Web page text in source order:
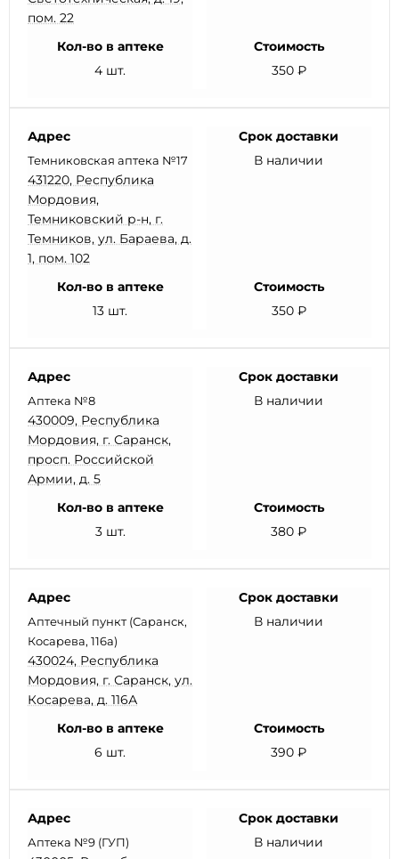
пом. 22
Кол-во в аптеке
4 шт.
Стоимость
350 ₽
Адрес
Темниковская аптека №17
431220, Республика
Мордовия,
Темниковский р-н, г.
Темников, ул. Бараева, д.
1, пом. 102
Срок доставки
В наличии
Кол-во в аптеке
13 шт.
Стоимость
350 ₽
Адрес
Аптека №8
430009, Республика
Мордовия, г. Саранск,
просп. Российской
Армии, д. 5
Срок доставки
В наличии
Кол-во в аптеке
3 шт.
Стоимость
380 ₽
Адрес
Аптечный пункт (Саранск,
Косарева, 116а)
430024, Республика
Мордовия, г. Саранск, ул.
Косарева, д. 116А
Срок доставки
В наличии
Кол-во в аптеке
6 шт.
Стоимость
390 ₽
Адрес
Аптека №9 (ГУП)
Срок доставки
В наличии